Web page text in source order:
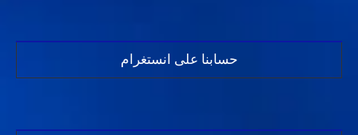
حسابنا على انستغرام